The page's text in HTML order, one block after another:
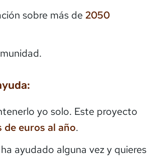
sobre más de 2050
yo solo. Este proyecto
de euros al año.
ayudado alguna vez y quieres